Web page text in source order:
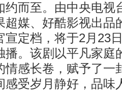
约而至。由中央电视
超媒、好酷影视出
宣定档，将于2月23
播。该剧以平凡家
情感长卷，赋予了一
感受岁月静好，品味